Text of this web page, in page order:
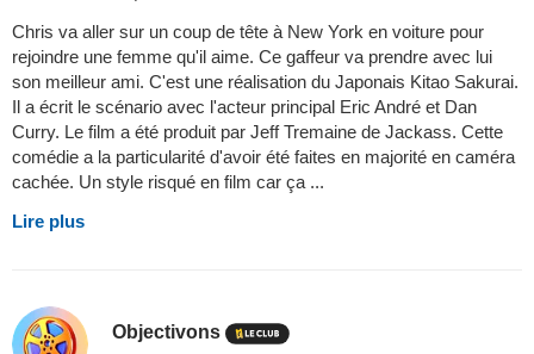
Chris va aller sur un coup de tête à New York en voiture pour
rejoindre une femme qu'il aime. Ce gaffeur va prendre avec lui
son meilleur ami. C'est une réalisation du Japonais Kitao Sakurai.
Il a écrit le scénario avec l'acteur principal Eric André et Dan
Curry. Le film a été produit par Jeff Tremaine de Jackass. Cette
comédie a la particularité d'avoir été faites en majorité en caméra
cachée. Un style risqué en film car ça ...
Lire plus
Objectivons